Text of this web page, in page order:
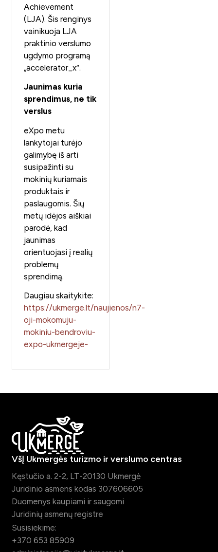
Achievement
(LJA). Šis renginys
vainikuoja LJA
praktinio verslumo
ugdymo programą
„accelerator_x“.
Jaunimas kuria
sprendimus, ne tik
verslus
eXpo metu
lankytojai turėjo
galimybę iš arti
susipažinti su
mokinių kuriamais
produktais ir
paslaugomis. Šių
metų idėjos aiškiai
parodė, kad
jaunimas
orientuojasi į realių
problemų
sprendimą.
Daugiau skaitykite:
https://ukmerge.lt/naujienos/n7-
oji-mokomuju-
mokiniu-bendroviu-
expo-ukmergeje-
VšĮ Ukmergės turizmo ir verslumo centras
Kęstučio a. 2-2, LT-20130 Ukmergė
Juridinio asmens kodas 307606605
Duomenys kaupiami ir saugomi
Juridinių asmenų registre
Susisiekime:
+370 653 85909